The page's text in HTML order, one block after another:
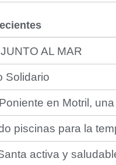
AL MAR
Solidario
en Motril,
piscinas para la
activa y